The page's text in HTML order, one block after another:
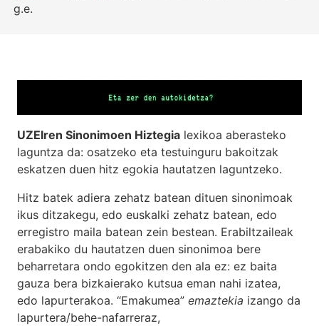
g.e.
UZEIren Sinonimoen Hiztegia lexikoa aberasteko
laguntza da: osatzeko eta testuinguru bakoitzak
eskatzen duen hitz egokia hautatzen laguntzeko.
Hitz batek adiera zehatz batean dituen sinonimoak
ikus ditzakegu, edo euskalki zehatz batean, edo
erregistro maila batean zein bestean. Erabiltzaileak
erabakiko du hautatzen duen sinonimoa bere
beharretara ondo egokitzen den ala ez: ez baita
gauza bera bizkaierako kutsua eman nahi izatea,
edo lapurterakoa. “Emakumea” emaztekia izango da
lapurtera/behe-nafarreraz,